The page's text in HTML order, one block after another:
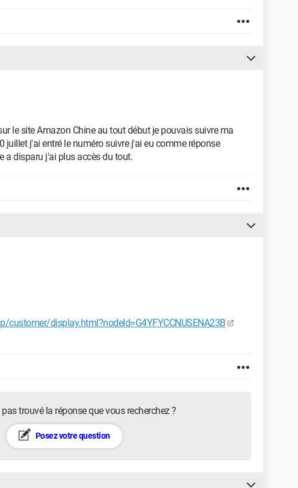
le site Amazon Chine au tout début je pouvais suivre ma
j'ai entré le numéro suivre j'ai eu comme réponse
a disparu j'ai plus accès du tout.
display.html?nodeId=G4YFYCCNUSENA23B
pas trouvé la réponse que vous recherchez ?
Posez votre question